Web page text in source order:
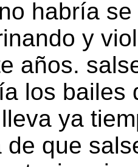
habría
y
años.
los bailes
ya
que